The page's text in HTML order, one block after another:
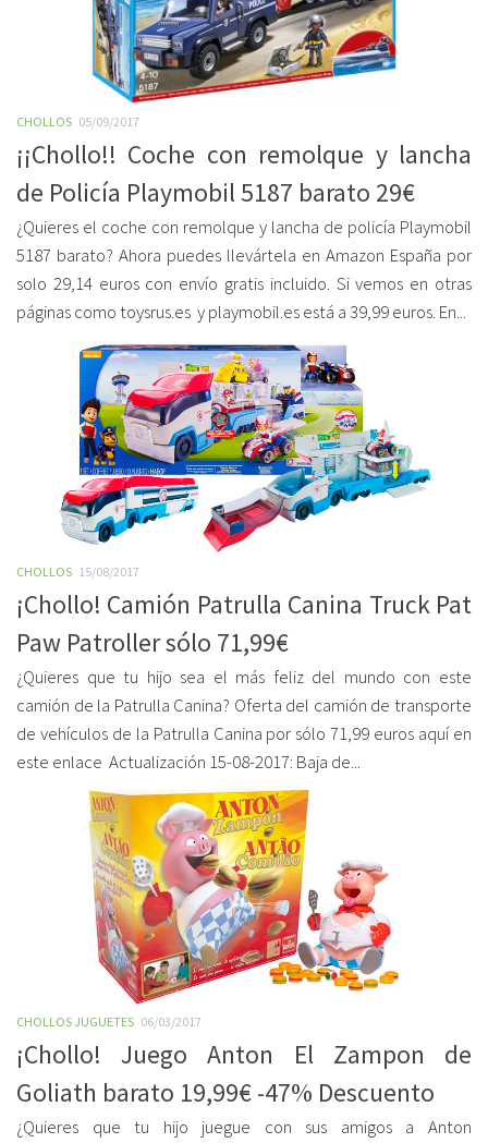
CHOLLOS 05/09/2017
¡¡Chollo!! Coche con remolque y lancha
de Policía Playmobil 5187 barato 29€
¿Quieres el coche con remolque y lancha de policía Playmobil
5187 barato? Ahora puedes llevártela en Amazon España por
solo 29,14 euros con envío gratis incluido. Si vemos en otras
páginas como toysrus.es y playmobil.es está a 39,99 euros. En...
CHOLLOS 15/08/2017
¡Chollo! Camión Patrulla Canina Truck Pat
Paw Patroller sólo 71,99€
¿Quieres que tu hijo sea el más feliz del mundo con este
camión de la Patrulla Canina? Oferta del camión de transporte
de vehículos de la Patrulla Canina por sólo 71,99 euros aquí en
este enlace Actualización 15-08-2017: Baja de...
CHOLLOS JUGUETES 06/03/2017
¡Chollo! Juego Anton El Zampon de
Goliath barato 19,99€ -47% Descuento
¿Quieres que tu hijo juegue con sus amigos a Anton